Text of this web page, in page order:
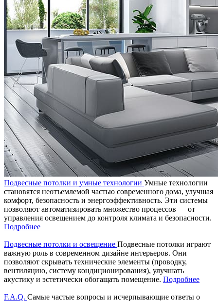
Подвесные потолки и умные технологии Умные технологии
становятся неотъемлемой частью современного дома, улучшая
комфорт, безопасность и энергоэффективность. Эти системы
позволяют автоматизировать множество процессов — от
управления освещением до контроля климата и безопасности.
Подробнее
Подвесные потолки и освещение Подвесные потолки играют
важную роль в современном дизайне интерьеров. Они
позволяют скрывать технические элементы (проводку,
вентиляцию, систему кондиционирования), улучшать
акустику и эстетически обогащать помещение. Подробнее
F.A.Q. Самые частые вопросы и исчерпывающие ответы о